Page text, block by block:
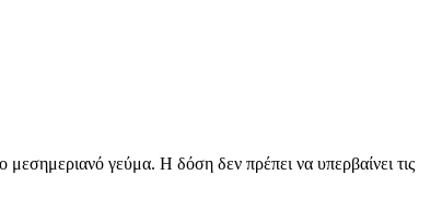
γεύμα. Η δόση δεν πρέπει να υπερβαίνει τις